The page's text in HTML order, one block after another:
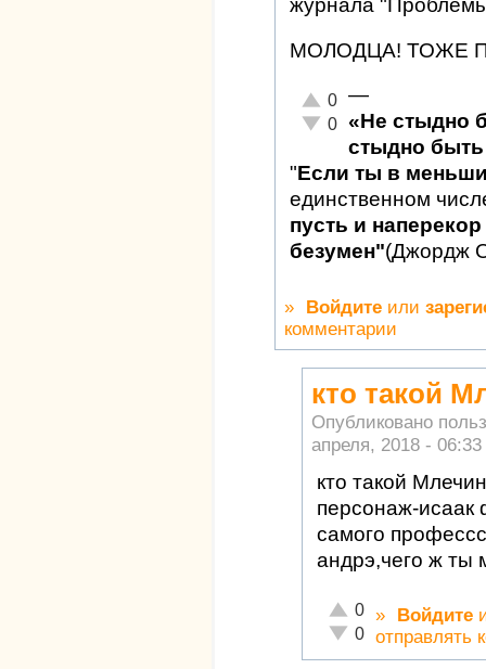
журнала
МОЛОДЦА! ТОЖЕ
Отлично!
0
Неадекватно!
0
—
«Не стыдно
стыдно быть
"Если ты в
единственном
пусть и
безумен"(Джордж
» Войдите или
комментарии
кто такой
Опубликовано
апреля, 2018 - 06:33
кто такой
персонаж-
самого
андрэ,чего ж ты
Отлично!
0
Неадекватно!
0
» Войдите
отправлять